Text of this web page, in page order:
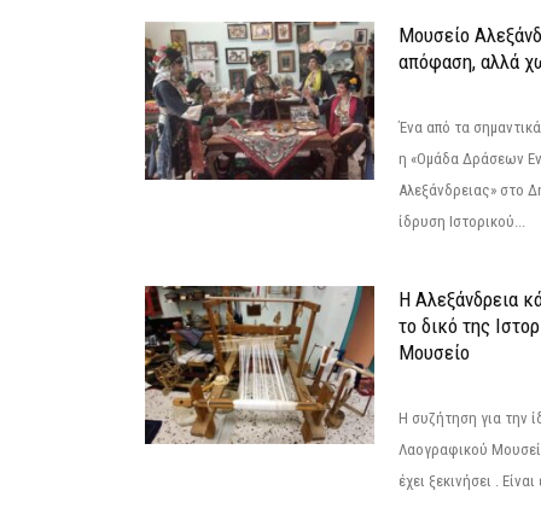
Μουσείο
απόφαση, αλλά
Ένα από τα
η «Ομάδα Δράσεων
Αλεξάνδρειας» στο
ίδρυση Ιστορικού...
Η Αλεξάνδρεια
το δικό της
Μουσείο
Η συζήτηση για την
Λαογραφικού
έχει ξεκινήσει .